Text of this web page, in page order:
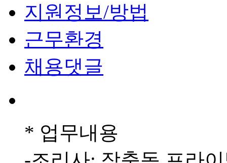
지원정보/방법
근무환경
채용댓글
* 업무내용